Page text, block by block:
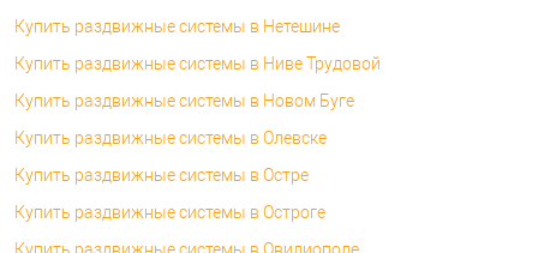
Купить раздвижные системы в Нетешине
Купить раздвижные системы в Ниве Трудовой
Купить раздвижные системы в Новом Буге
Купить раздвижные системы в Олевске
Купить раздвижные системы в Остре
Купить раздвижные системы в Остроге